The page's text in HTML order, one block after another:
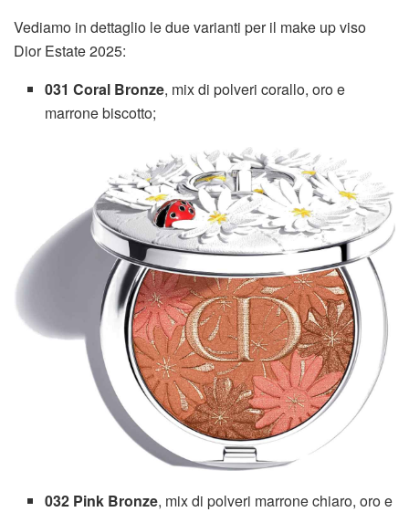
Vediamo in dettaglio le due varianti per il make up viso
Dior Estate 2025:
031 Coral Bronze, mix di polveri corallo, oro e
marrone biscotto;
032 Pink Bronze, mix di polveri marrone chiaro, oro e